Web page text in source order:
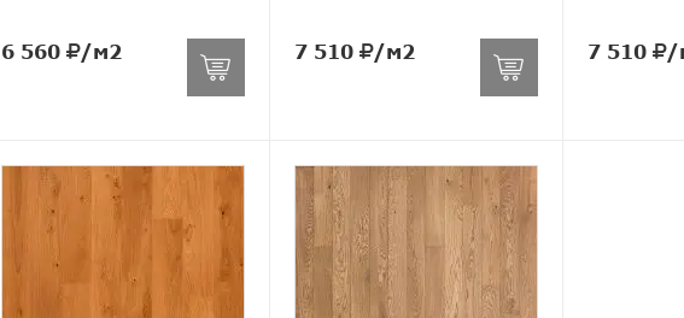
6 560 /м2 7 510 /м2 7 510 /